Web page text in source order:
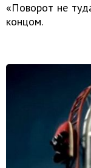
«Поворот не
концом.